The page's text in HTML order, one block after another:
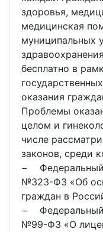
здоровья,
медицинская
муниципальных
бесплатно в
оказания
Проблемы
целом и
числе
законов, среди
− Федеральный
№323-ФЗ «Об
граждан в
− Федеральный
№99-ФЗ «О